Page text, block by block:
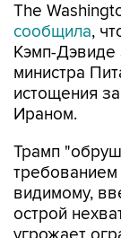
The
сообщила,
Кэмп-Дэвиде
министра
истощения
Ираном.
Трамп
требованием
видимому,
острой